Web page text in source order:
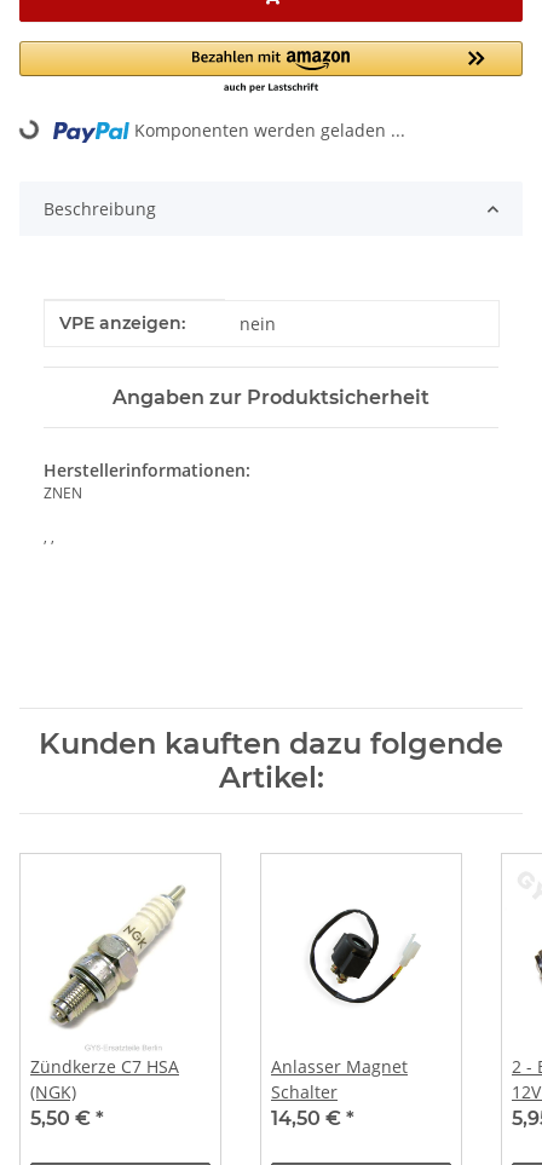
Loading... Komponenten werden geladen ...
Beschreibung
Produkteigenschaft
Wert
VPE anzeigen: nein
Angaben zur Produktsicherheit
Herstellerinformationen:
ZNEN
, ,
Kunden kauften dazu folgende
Artikel:
Zündkerze C7 HSA
(NGK)
5,50 € *
Anlasser Magnet
Schalter
14,50 € *
2 -